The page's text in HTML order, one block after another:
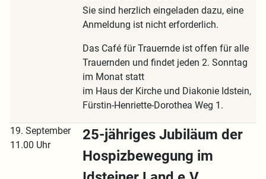
Sie sind herzlich eingeladen dazu, eine
Anmeldung ist nicht erforderlich.
Das Café für Trauernde ist offen für alle
Trauernden und findet jeden 2. Sonntag
im Monat statt
im Haus der Kirche und Diakonie Idstein,
Fürstin-Henriette-Dorothea Weg 1.
19. September
11.00 Uhr
25-jähriges Jubiläum der
Hospizbewegung im